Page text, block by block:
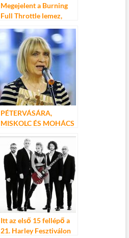
Megejelent a Burning
Full Throttle lemez,
PÉTERVÁSÁRA,
MISKOLC ÉS MOHÁCS
KOVÁCS KATI EGRI
DALVERSENYEN
Itt az első 15 fellépő a
21. Harley Fesztiválon